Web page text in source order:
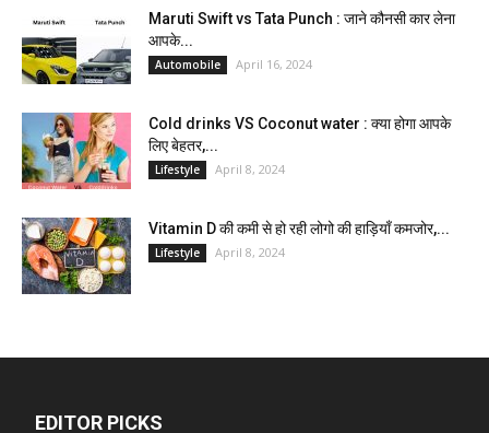
Maruti Swift vs Tata Punch : जाने कौनसी कार लेना
आपके...
Automobile April 16, 2024
Cold drinks VS Coconut water : क्या होगा आपके
लिए बेहतर,...
Lifestyle April 8, 2024
Vitamin D की कमी से हो रही लोगो की हाड़ियाँ कमजोर,...
Lifestyle April 8, 2024
EDITOR PICKS